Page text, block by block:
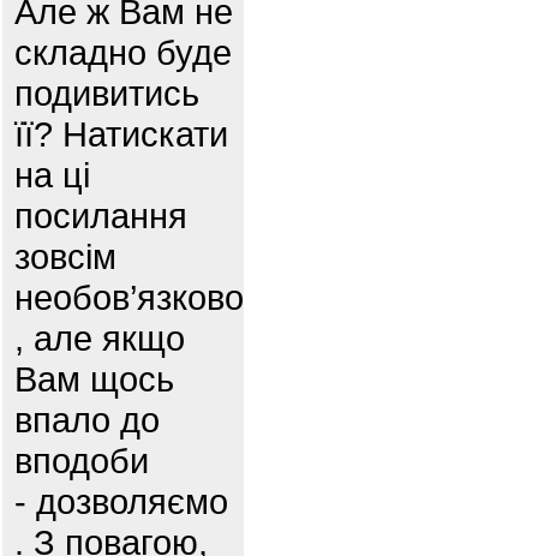
Але ж Вам не
складно буде
подивитись
її? Натискати
на ці
посилання
зовсім
необов’язково
, але якщо
Вам щось
впало до
вподоби
- дозволяємо
. З повагою,